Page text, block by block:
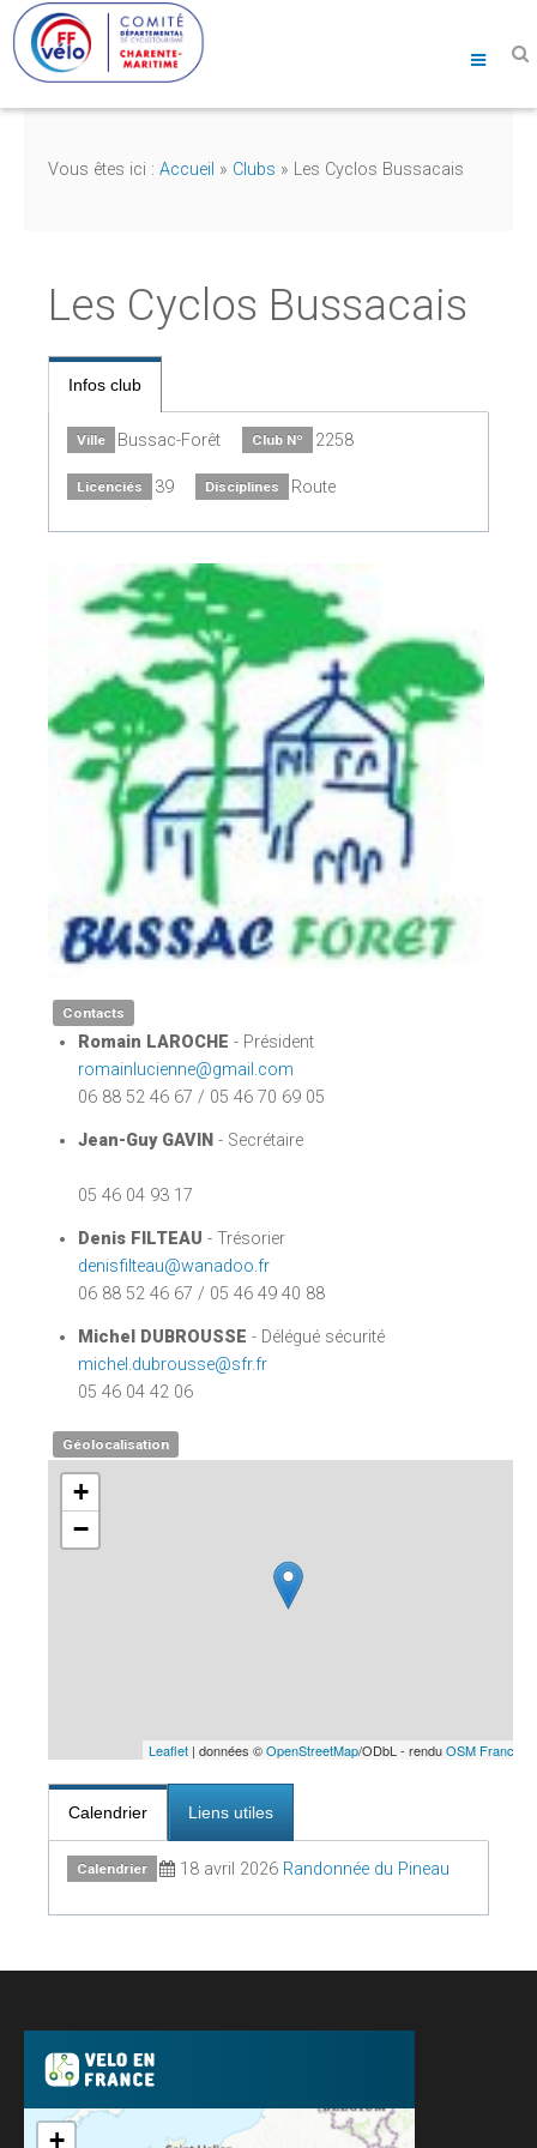
Vous êtes ici : Accueil » Clubs » Les Cyclos Bussacais
Les Cyclos Bussacais
Infos club
Ville Bussac-Forêt Club Nº 2258
Licenciés 39 Disciplines Route
Contacts
Romain LAROCHE - Président
romainlucienne@gmail.com
06 88 52 46 67 / 05 46 70 69 05
Jean-Guy GAVIN - Secrétaire
05 46 04 93 17
Denis FILTEAU - Trésorier
denisfilteau@wanadoo.fr
06 88 52 46 67 / 05 46 49 40 88
Michel DUBROUSSE - Délégué sécurité
michel.dubrousse@sfr.fr
05 46 04 42 06
Géolocalisation
+
−
Leaflet | données ©OpenStreetMap/ODbL - renduOSM France
Calendrier Liens utiles
Calendrier 18 avril 2026 Randonnée du Pineau